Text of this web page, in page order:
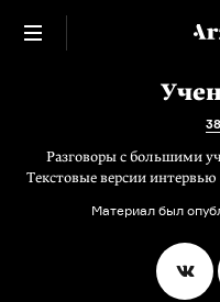
Разговоры с большими
Текстовые версии
Материал был